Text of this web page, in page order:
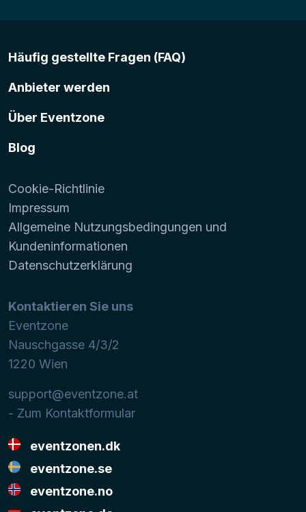
Häufig gestellte Fragen (FAQ)
Anbieter werden
Über Eventzone
Blog
Cookie-Richtlinie
Impressum
Allgemeine Nutzungsbedingungen und
Kundeninformationen
Datenschutzerklärung
Kontaktieren Sie uns
Eventzone
Nauschgasse 4/3/2
1220 Wien
support@eventzone.at
- Zum Kontaktformular
eventzonen.dk
eventzone.se
eventzone.no